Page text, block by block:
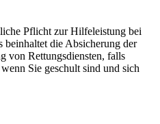
Pflicht zur Hilfeleistung bei
die Absicherung der
von Rettungsdiensten, falls
Sie geschult sind und sich